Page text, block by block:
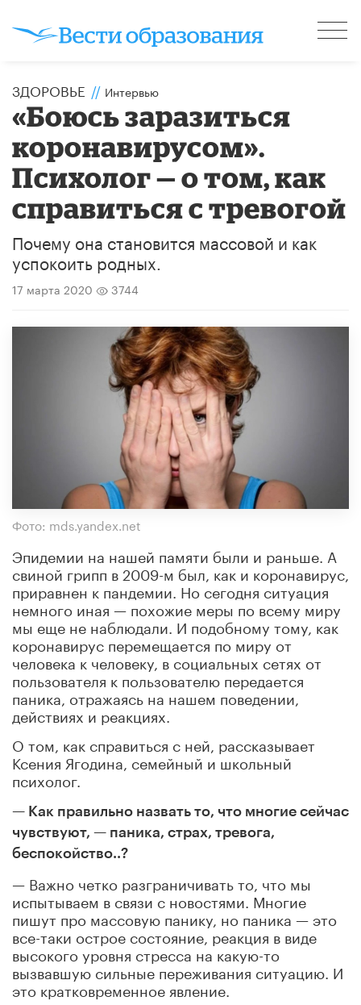
ЗДОРОВЬЕ // Интервью
«Боюсь заразиться
коронавирусом».
Психолог — о том, как
справиться с тревогой
Почему она становится массовой и как
успокоить родных.
17 марта 2020 3744
Фото: mds.yandex.net
Эпидемии на нашей памяти были и раньше. А
свиной грипп в 2009-м был, как и коронавирус,
приравнен к пандемии. Но сегодня ситуация
немного иная — похожие меры по всему миру
мы еще не наблюдали. И подобному тому, как
коронавирус перемещается по миру от
человека к человеку, в социальных сетях от
пользователя к пользователю передается
паника, отражаясь на нашем поведении,
действиях и реакциях.
О том, как справиться с ней, рассказывает
Ксения Ягодина, семейный и школьный
психолог.
— Как правильно назвать то, что многие сейчас
чувствуют, — паника, страх, тревога,
беспокойство..?
— Важно четко разграничивать то, что мы
испытываем в связи с новостями. Многие
пишут про массовую панику, но паника — это
все-таки острое состояние, реакция в виде
высокого уровня стресса на какую-то
вызвавшую сильные переживания ситуацию. И
это кратковременное явление.